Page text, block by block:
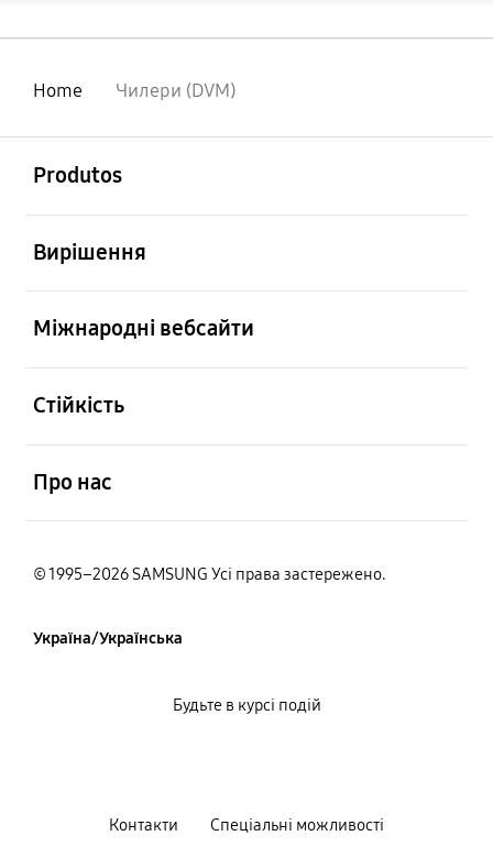
Home Чилери (DVM)
Produtos
Вирішення
Міжнародні вебсайти
Стійкість
Про нас
© 1995–2026 SAMSUNG Усі права застережено.
Україна/Українська
Контакти Спеціальні можливості
Будьте в курсі подій